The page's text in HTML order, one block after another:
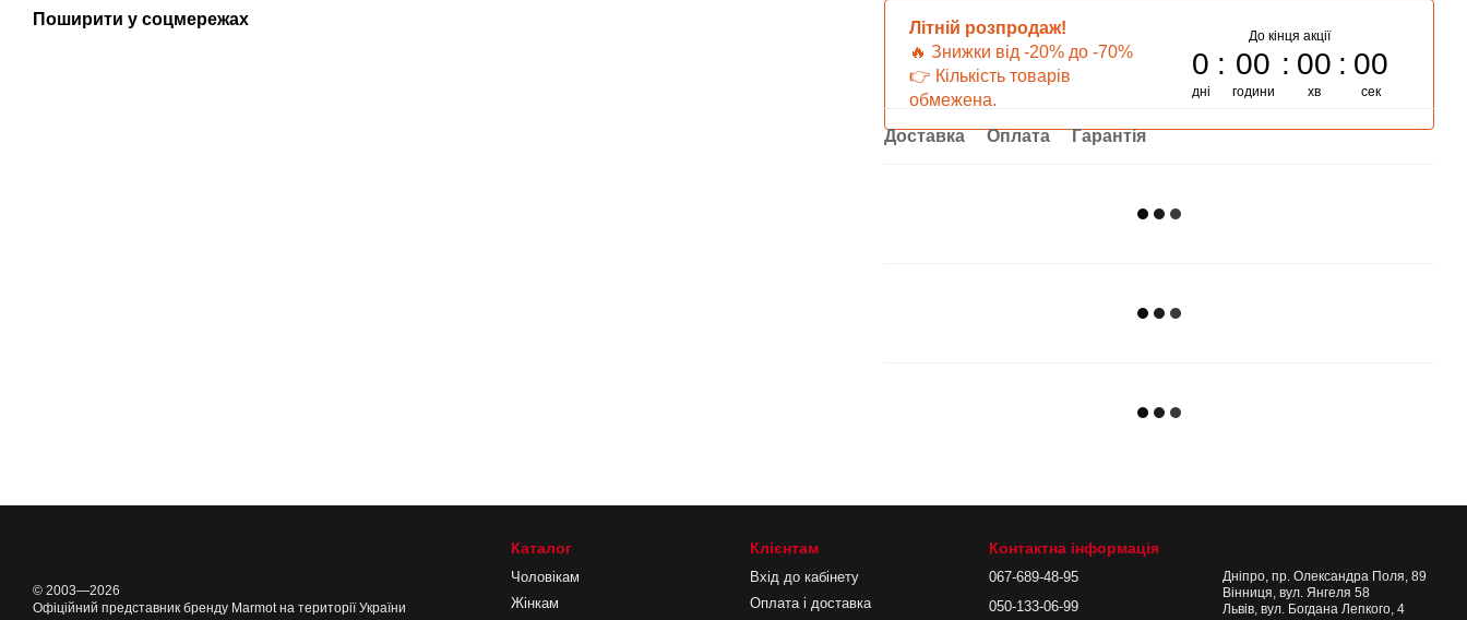
Поширити у соцмережах
Літній розпродаж!
🔥 Знижки від -20% до -70%
👉 Кількість товарів
обмежена.
До кінця акції
0
дні
00
години
00
хв
00
сек
Доставка Оплата Гарантія
© 2003—2026
Офіційний представник бренду Marmot на території України
Каталог
Чоловікам
Жінкам
Клієнтам
Вхід до кабінету
Оплата і доставка
Контактна інформація
067-689-48-95
050-133-06-99
Дніпро, пр. Олександра Поля, 89
Вінниця, вул. Янгеля 58
Львів, вул. Богдана Лепкого, 4